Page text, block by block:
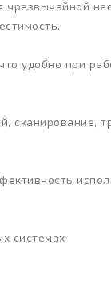
удобно при
сканирование,
системах